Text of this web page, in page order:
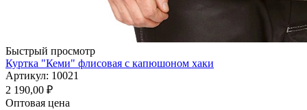
Быстрый просмотр
Куртка "Кеми" флисовая с капюшоном хаки
Артикул: 10021
2 190,00 ₽
Оптовая цена